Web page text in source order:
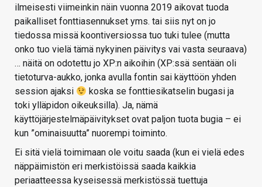
ilmeisesti viimeinkin näin vuonna 2019 aikovat tuoda
paikalliset fonttiasennukset yms. tai siis nyt on jo
tiedossa missä koontiversiossa tuo tuki tulee (mutta
onko tuo vielä tämä nykyinen päivitys vai vasta seuraava)
… näitä on odotettu jo XP:n aikoihin (XP:ssä sentään oli
tietoturva-aukko, jonka avulla fontin sai käyttöön yhden
session ajaksi
koska se fonttiesikatselin bugasi ja
toki ylläpidon oikeuksilla). Ja, nämä
käyttöjärjestelmäpäivitykset ovat paljon tuota bugia – ei
kun ”ominaisuutta” nuorempi toiminto.
Ei sitä vielä toimimaan ole voitu saada (kun ei vielä edes
näppäimistön eri merkistöissä saada kaikkia
periaatteessa kyseisessä merkistössä tuettuja